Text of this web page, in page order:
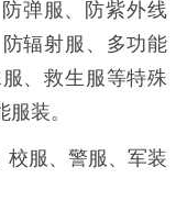
弹服、防紫外线
辐射服、多功能
、救生服等特殊
装。
校服、警服、军装